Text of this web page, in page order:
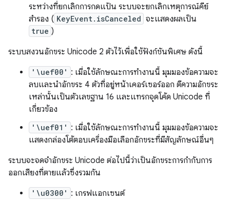
ระหว่างที่ยกเลิกการกดแป้น ระบบจะยกเลิกเหตุการณ์คีย์
สำรอง ( KeyEvent.isCanceled จะแสดงผลเป็น
true )
ระบบสงวนอักขระ Unicode 2 ตัวไว้เพื่อใช้ฟังก์ชันพิเศษ ดังนี้
'\uef00' : เมื่อใช้ลักษณะการทำงานนี้ มุมมองข้อความจะ
ลบและนำอักขระ 4 ตัวที่อยู่หน้าเคอร์เซอร์ออก ตีความอักขระ
เหล่านั้นเป็นตัวเลขฐาน 16 และแทรกจุดโค้ด Unicode ที่
เกี่ยวข้อง
'\uef01' : เมื่อใช้ลักษณะการทำงานนี้ มุมมองข้อความจะ
แสดงกล่องโต้ตอบเครื่องมือเลือกอักขระที่มีสัญลักษณ์อื่นๆ
ระบบจะจดจำอักขระ Unicode ต่อไปนี้ว่าเป็นอักขระการกำกับการ
ออกเสียงที่ตายแล้วซึ่งรวมกัน
'\u0300' : เกรฟแอกเซนต์